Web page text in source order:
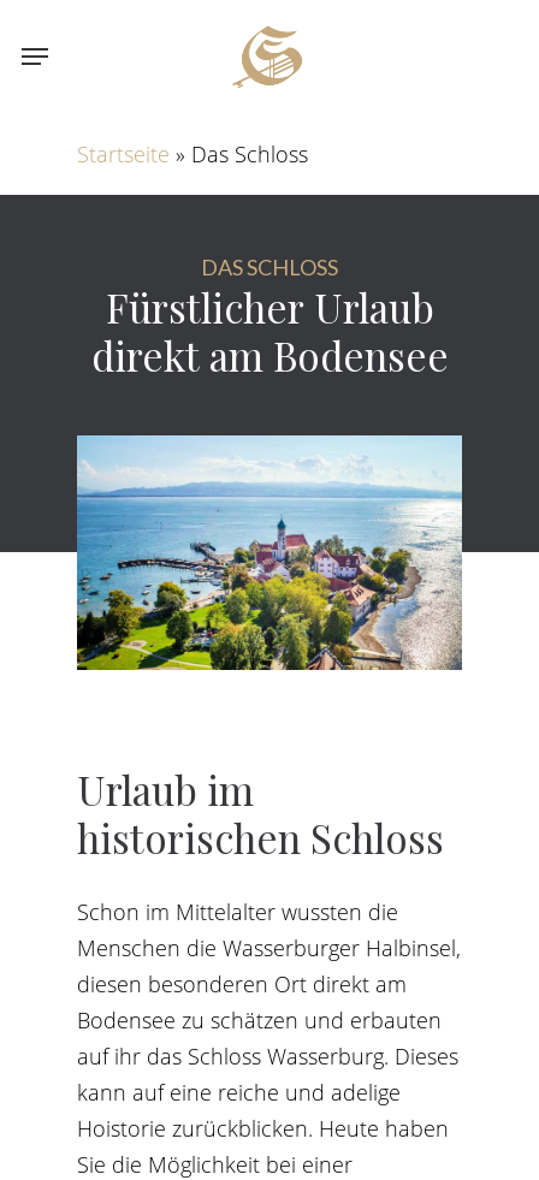
Menu
Startseite » Das Schloss
DAS SCHLOSS
Fürstlicher Urlaub
direkt am Bodensee
Urlaub im
historischen Schloss
Schon im Mittelalter wussten die
Menschen die Wasserburger Halbinsel,
diesen besonderen Ort direkt am
Bodensee zu schätzen und erbauten
auf ihr das Schloss Wasserburg. Dieses
kann auf eine reiche und adelige
Hoistorie zurückblicken. Heute haben
Sie die Möglichkeit bei einer